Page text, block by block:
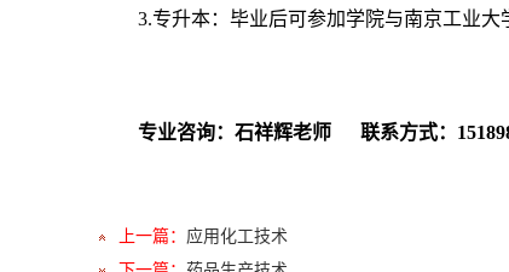
3.专升本：毕业后可参加学院与南京工业
专业咨询：石祥辉老师 联系方式：
上一篇： 应用化工技术